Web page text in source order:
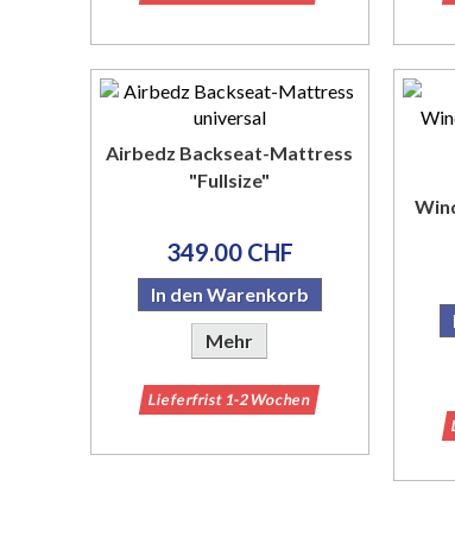
Airbedz Backseat-Mattress
"Fullsize"
349.00 CHF
In den Warenkorb
Mehr
Lieferfrist 1-2 Wochen